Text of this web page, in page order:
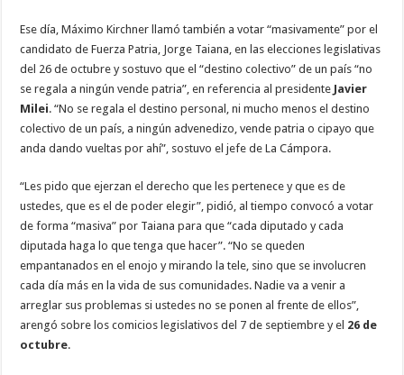
Ese día, Máximo Kirchner llamó también a votar “masivamente” por el
candidato de Fuerza Patria, Jorge Taiana, en las elecciones legislativas
del 26 de octubre y sostuvo que el “destino colectivo” de un país “no
se regala a ningún vende patria”, en referencia al presidente Javier
Milei. “No se regala el destino personal, ni mucho menos el destino
colectivo de un país, a ningún advenedizo, vende patria o cipayo que
anda dando vueltas por ahí”, sostuvo el jefe de La Cámpora.
“Les pido que ejerzan el derecho que les pertenece y que es de
ustedes, que es el de poder elegir”, pidió, al tiempo convocó a votar
de forma “masiva” por Taiana para que “cada diputado y cada
diputada haga lo que tenga que hacer”. “No se queden
empantanados en el enojo y mirando la tele, sino que se involucren
cada día más en la vida de sus comunidades. Nadie va a venir a
arreglar sus problemas si ustedes no se ponen al frente de ellos”,
arengó sobre los comicios legislativos del 7 de septiembre y el 26 de
octubre.